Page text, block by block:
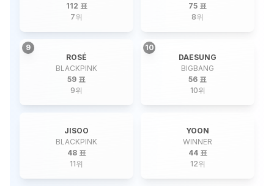
112 표
7위
75 표
8위
9
ROSÉ
BLACKPINK
59 표
9위
10
DAESUNG
BIGBANG
56 표
10위
JISOO
BLACKPINK
48 표
11위
YOON
WINNER
44 표
12위